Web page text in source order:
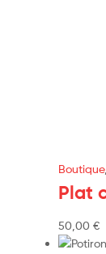
Boutique,
Plat
50,00 €